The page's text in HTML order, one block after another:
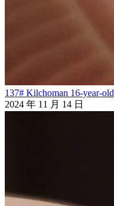
137# Kilchoman 16-year-old
2024 年 11 月 14 日